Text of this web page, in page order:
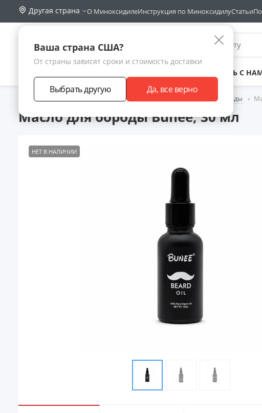
Другая страна
Ваша страна США?
От страны зависят сроки и стоимость доставки
Выбрать другую Да, все верно
О МиноксидилеИнструкция по МиноксидилуСтатьи
Поиск по сайту
ЗАРАБОТАТЬ С
Главная Уход за бородой Масло для бороды
Масло для бороды Bunee, 30 мл
НЕТ В НАЛИЧИИ